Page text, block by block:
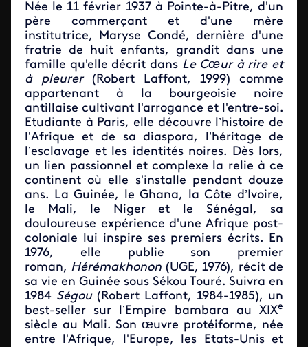
Née le 11 février 1937 à Pointe-à-Pitre, d'un
père commerçant et d'une mère
institutrice, Maryse Condé, dernière d'une
fratrie de huit enfants, grandit dans une
famille qu'elle décrit dans Le Cœur à rire et
à pleurer (Robert Laffont, 1999) comme
appartenant à la bourgeoisie noire
antillaise cultivant l'arrogance et l'entre-soi.
Etudiante à Paris, elle découvre l’histoire de
l’Afrique et de sa diaspora, l’héritage de
l’esclavage et les identités noires. Dès lors,
un lien passionnel et complexe la relie à ce
continent où elle s'installe pendant douze
ans. La Guinée, le Ghana, la Côte d’Ivoire,
le Mali, le Niger et le Sénégal, sa
douloureuse expérience d'une Afrique post-
coloniale lui inspire ses premiers écrits. En
1976, elle publie son premier
roman, Hérémakhonon (UGE, 1976), récit de
sa vie en Guinée sous Sékou Touré. Suivra en
1984 Ségou (Robert Laffont, 1984-1985), un
best-seller sur l’Empire bambara au XIXe
siècle au Mali. Son œuvre protéiforme, née
entre l'Afrique, l'Europe, les Etats-Unis et